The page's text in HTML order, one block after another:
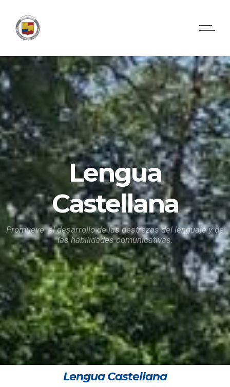
Lengua
Castellana
Promueve el desarrollo de las destrezas del lenguaje y de
las habilidades comunicativas.
Lengua Castellana